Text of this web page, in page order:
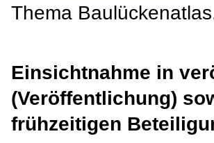
Thema
Einsichtnahme in
(Veröffentlichung)
frühzeitigen